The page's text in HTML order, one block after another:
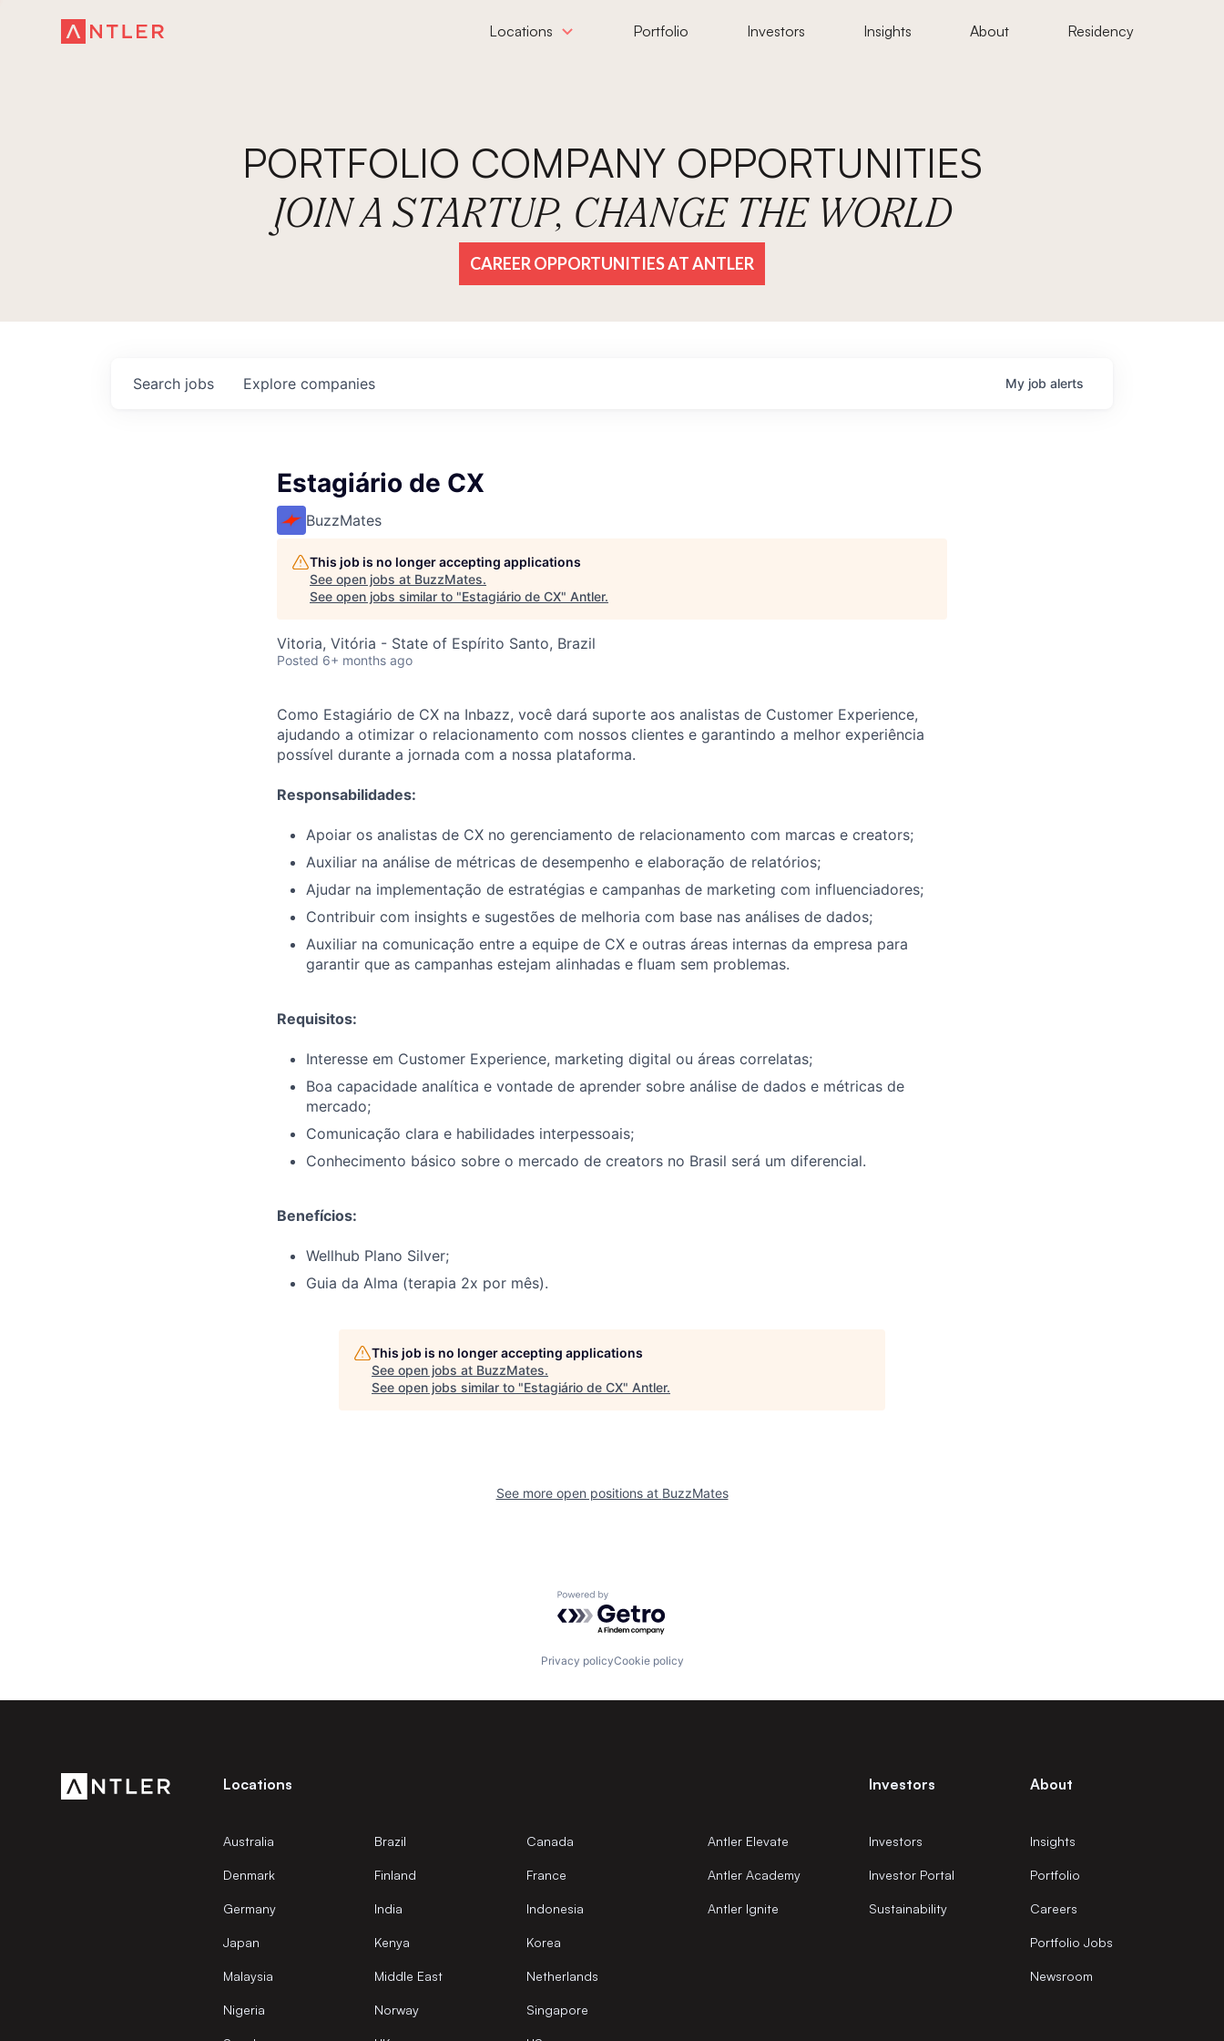
Locations Portfolio Investors Insights About Residency
PORTFOLIO COMPANY OPPORTUNITIES
JOIN A STARTUP, CHANGE THE WORLD
CAREER OPPORTUNITIES AT ANTLER
Search jobs Explore companies My job alerts
Estagiário de CX
BuzzMates
This job is no longer accepting applications
See open jobs at BuzzMates.
See open jobs similar to "Estagiário de CX" Antler.
Vitoria, Vitória - State of Espírito Santo, Brazil
Posted 6+ months ago
Como Estagiário de CX na Inbazz, você dará suporte aos analistas de Customer Experience,
ajudando a otimizar o relacionamento com nossos clientes e garantindo a melhor experiência
possível durante a jornada com a nossa plataforma.
Responsabilidades:
Apoiar os analistas de CX no gerenciamento de relacionamento com marcas e creators;
Auxiliar na análise de métricas de desempenho e elaboração de relatórios;
Ajudar na implementação de estratégias e campanhas de marketing com influenciadores;
Contribuir com insights e sugestões de melhoria com base nas análises de dados;
Auxiliar na comunicação entre a equipe de CX e outras áreas internas da empresa para
garantir que as campanhas estejam alinhadas e fluam sem problemas.
Requisitos:
Interesse em Customer Experience, marketing digital ou áreas correlatas;
Boa capacidade analítica e vontade de aprender sobre análise de dados e métricas de
mercado;
Comunicação clara e habilidades interpessoais;
Conhecimento básico sobre o mercado de creators no Brasil será um diferencial.
Benefícios:
Wellhub Plano Silver;
Guia da Alma (terapia 2x por mês).
This job is no longer accepting applications
See open jobs at BuzzMates.
See open jobs similar to "Estagiário de CX" Antler.
See more open positions at BuzzMates
Powered by Getro.com
Privacy policyCookie policy
Locations
Australia Brazil Canada
Denmark Finland France
Germany India Indonesia
Japan Kenya Korea
Malaysia Middle East Netherlands
Nigeria Norway Singapore
Antler Elevate
Antler Academy
Antler Ignite
Investors
Investors
Investor Portal
Sustainability
About
Insights
Portfolio
Careers
Portfolio Jobs
Newsroom